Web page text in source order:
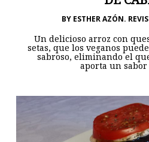
BY ESTHER AZÓN.
Un delicioso arroz con
setas, que los veganos
sabroso, eliminando el
aporta un